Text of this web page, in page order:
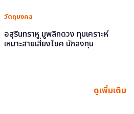
วัตถุมงคล
อสุรินทราหู มูพลิกดวง ทุบเคราะห์
เหมาะสายเสี่ยงโชค นักลงทุน
ดูเพิ่มเติม